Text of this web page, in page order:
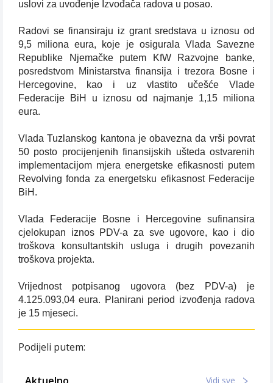
uslovi za uvođenje Izvođača radova u posao.
Radovi se finansiraju iz grant sredstava u iznosu od
9,5 miliona eura, koje je osigurala Vlada Savezne
Republike Njemačke putem KfW Razvojne banke,
posredstvom Ministarstva finansija i trezora Bosne i
Hercegovine, kao i uz vlastito učešće Vlade
Federacije BiH u iznosu od najmanje 1,15 miliona
eura.
Vlada Tuzlanskog kantona je obavezna da vrši povrat
50 posto procijenjenih finansijskih ušteda ostvarenih
implementacijom mjera energetske efikasnosti putem
Revolving fonda za energetsku efikasnost Federacije
BiH.
Vlada Federacije Bosne i Hercegovine sufinansira
cjelokupan iznos PDV-a za sve ugovore, kao i dio
troškova konsultantskih usluga i drugih povezanih
troškova projekta.
Vrijednost potpisanog ugovora (bez PDV-a) je
4.125.093,04 eura. Planirani period izvođenja radova
je 15 mjeseci.
Podijeli putem:
Vidi sve